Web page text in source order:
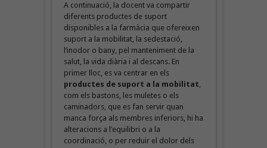
A continuació, la docent va compartir
diferents productes de suport
disponibles a la farmàcia que ofereixen
suport a la mobilitat, la sedestació,
l’inodor o bany, pel manteniment de la
salut, la vida diària i al descans. En
primer lloc, es va centrar en els
productes de suport a la mobilitat,
com els bastons, les muletes o els
caminadors, que es fan servir quan
manca força als membres inferiors, hi ha
alteracions a l’equilibri o a la
coordinació, o per reduir el dolor dels